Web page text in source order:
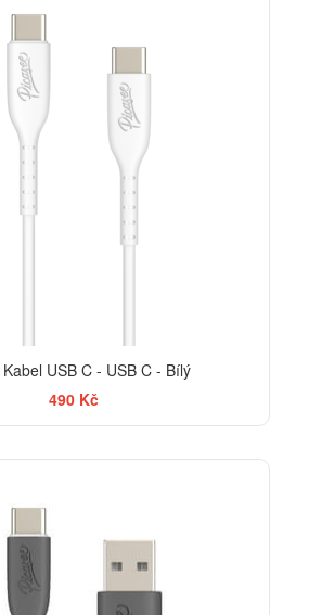
Kabel USB C - USB C - Bílý
490 Kč